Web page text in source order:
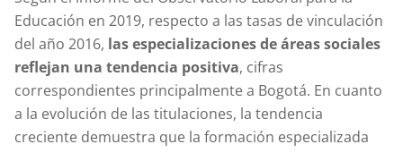
Educación en 2019, respecto a las tasas de vinculación
del año 2016, las especializaciones de áreas sociales
reflejan una tendencia positiva, cifras
correspondientes principalmente a Bogotá. En cuanto
a la evolución de las titulaciones, la tendencia
creciente demuestra que la formación especializada